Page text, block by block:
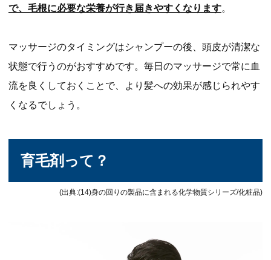
で、毛根に必要な栄養が行き届きやすくなります。
マッサージのタイミングはシャンプーの後、頭皮が清潔な
状態で行うのがおすすめです。毎日のマッサージで常に血
流を良くしておくことで、より髪への効果が感じられやす
くなるでしょう。
育毛剤って？
(出典:(14)身の回りの製品に含まれる化学物質シリーズ/化粧品)